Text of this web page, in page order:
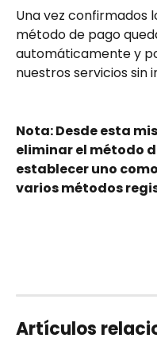
Una vez confirmados
método de pago
automáticamente y
nuestros servicios sin
Nota: Desde esta
eliminar el método
establecer uno
varios métodos
Artículos